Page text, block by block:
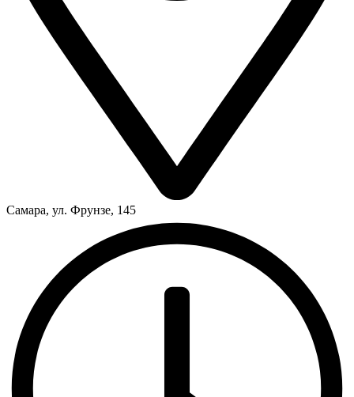
Самара, ул. Фрунзе, 145